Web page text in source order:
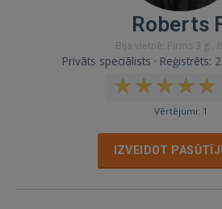
Roberts
Bija vietnē: Pirms 3 g.,
Privāts speciālists · Reģistrēts:
Vērtējumi: 1
IZVEIDOT